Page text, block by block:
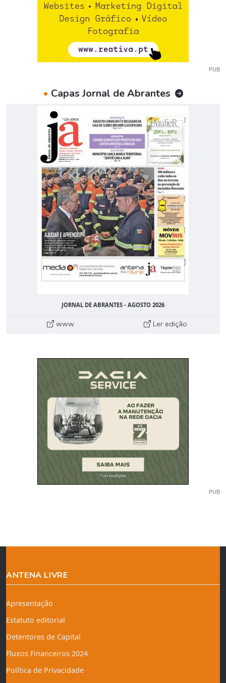
PUB
• Capas Jornal de Abrantes
JORNAL DE ABRANTES - AGOSTO 2026
www Ler edição
PUB
ANTENA LIVRE
Apresentação
Estatuto editorial
Detentores de Capital
Fluxos Financeiros 2024
Política de Privacidade